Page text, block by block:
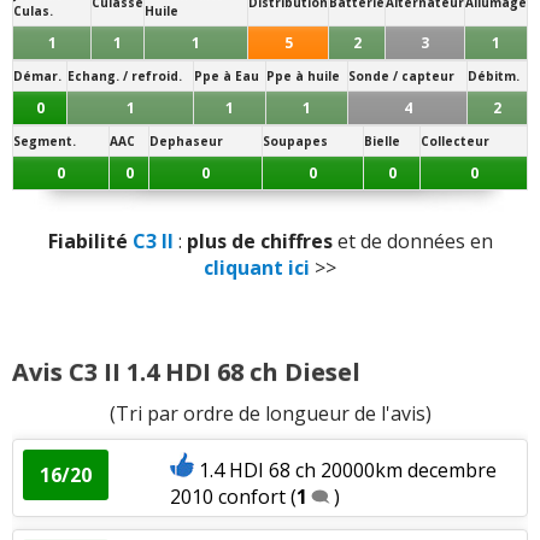
Vieillissement des plastiques:1aime
Sensibilité plastique:2n'aiment pas
Présentation intérieure :2aiment
Luminosité:1n'aime pas
Qualité son/autoradio
Habitabilité :1n'aime pas
Position de conduite:1aime
Visibilité avant:1
13.1/20
Panne la plus signalée :
embrayage
Culas.
Huile
1 1 1 5 2 3 1
Démar. Echang. / refroid. Ppe à Eau Ppe à huile Sonde / capteur Débitm.
0 1 1 1 4 2
Segment. AAC Dephaseur Soupapes Bielle Collecteur
0 0 0 0 0 0
Fiabilité C3 II : plus de chiffreset de données en
cliquant ici >>
Avis C3 II 1.4 HDI 68 ch Diesel
(Tri par ordre de longueur de l'avis)
16/20
1.4 HDI 68 ch 20000km decembre
2010 confort(1 )